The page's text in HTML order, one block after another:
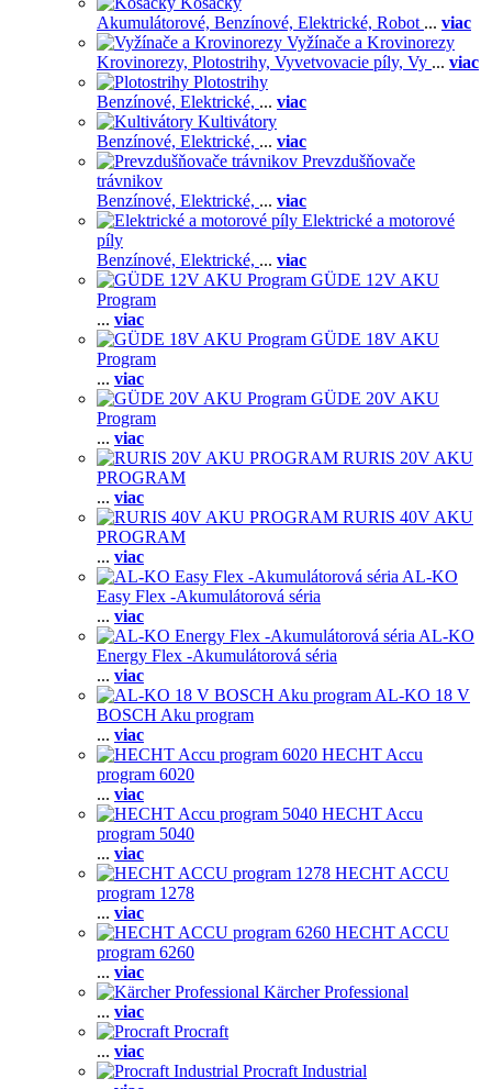
Akumulátorové, Benzínové, Elektrické, Robot ... viac
Vyžínače a Krovinorezy
Krovinorezy, Plotostrihy, Vyvetvovacie píly, Vy ... viac
Plotostrihy
Benzínové, Elektrické, ... viac
Kultivátory
Benzínové, Elektrické, ... viac
Prevzdušňovače
trávnikov
Benzínové, Elektrické, ... viac
Elektrické a motorové
píly
Benzínové, Elektrické, ... viac
GÜDE 12V AKU
Program
... viac
GÜDE 18V AKU
Program
... viac
GÜDE 20V AKU
Program
... viac
RURIS 20V AKU
PROGRAM
... viac
RURIS 40V AKU
PROGRAM
... viac
AL-KO
Easy Flex -Akumulátorová séria
... viac
AL-KO
Energy Flex -Akumulátorová séria
... viac
AL-KO 18 V
BOSCH Aku program
... viac
HECHT Accu
program 6020
... viac
HECHT Accu
program 5040
... viac
HECHT ACCU
program 1278
... viac
HECHT ACCU
program 6260
... viac
Kärcher Professional
... viac
Procraft
... viac
Procraft Industrial